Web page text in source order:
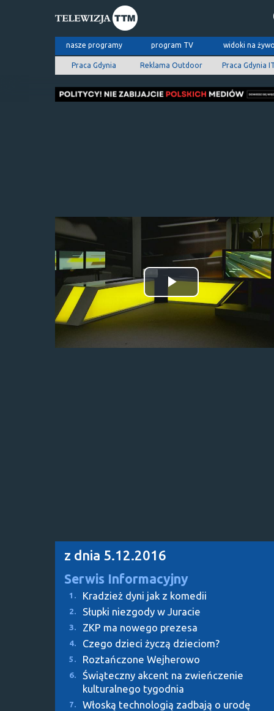
nasze programy program TV widoki na
Praca Gdynia Reklama Outdoor Praca Gdynia
Odtwórz
wideo
z dnia 5.12.2016
Serwis Informacyjny
1. Kradzież dyni jak z komedii
2. Słupki niezgody w Juracie
3. ZKP ma nowego prezesa
4. Czego dzieci życzą dzieciom?
5. Roztańczone Wejherowo
6.
Świąteczny akcent na zwieńczenie
kulturalnego tygodnia
7.
Włoską technologią zadbają o urodę